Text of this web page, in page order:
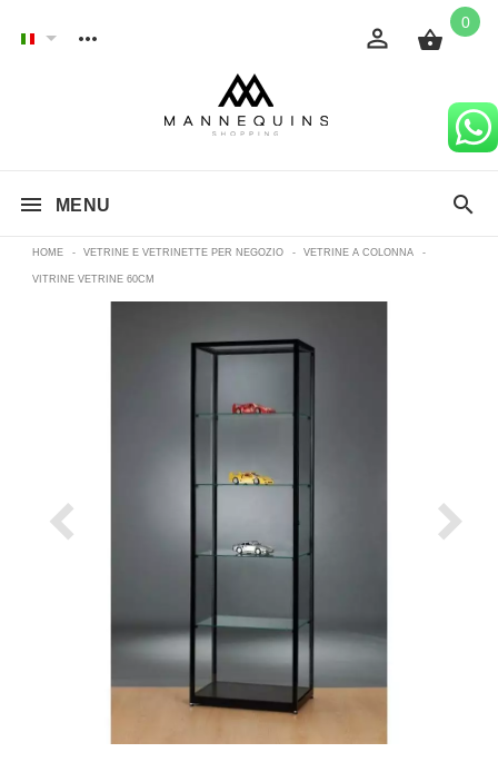
0
MENU
HOME - VETRINE E VETRINETTE PER NEGOZIO - VETRINE A COLONNA -
VITRINE VETRINE 60CM